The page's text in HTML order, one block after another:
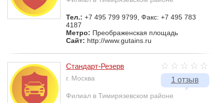
Тел.: +7 495 799 9799, Факс: +7 495 783
4187
Метро: Преображенская площадь
Сайт: http://www.gutains.ru
1 отзыв
Стандарт-Резерв
г. Москва
Филиал в Тимирязевском районе